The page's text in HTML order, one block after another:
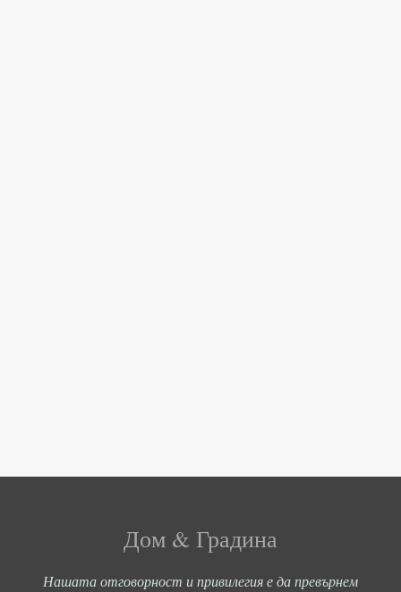
Дом & Градина
Нашата отговорност и привилегия е да превърнем